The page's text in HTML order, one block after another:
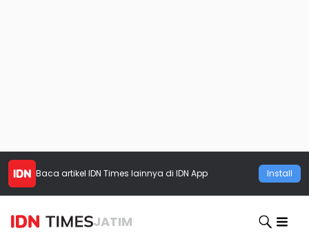
Baca artikel IDN Times lainnya di IDN App Install
JATIM